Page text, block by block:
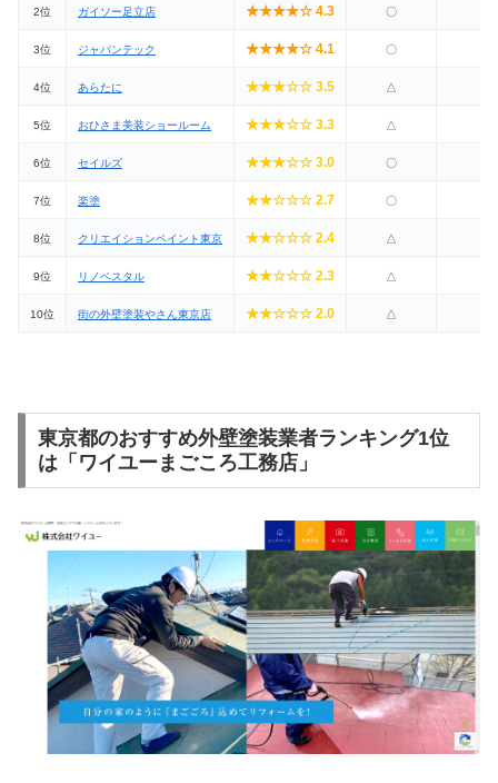
2位 ガイソー足立店 ★★★★☆ 4.3 〇
3位 ジャパンテック ★★★★☆ 4.1 〇
4位 あらたに ★★★☆☆ 3.5 △
5位 おひさま美装ショールーム ★★★☆☆ 3.3 △
6位 セイルズ ★★★☆☆ 3.0 〇
7位 楽塗 ★★☆☆☆ 2.7 〇
8位 クリエイションペイント東京 ★★☆☆☆ 2.4 △
9位 リノベスタル ★★☆☆☆ 2.3 △
10位 街の外壁塗装やさん東京店 ★★☆☆☆ 2.0 △
東京都のおすすめ外壁塗装業者ランキング1位
は「ワイユーまごころ工務店」